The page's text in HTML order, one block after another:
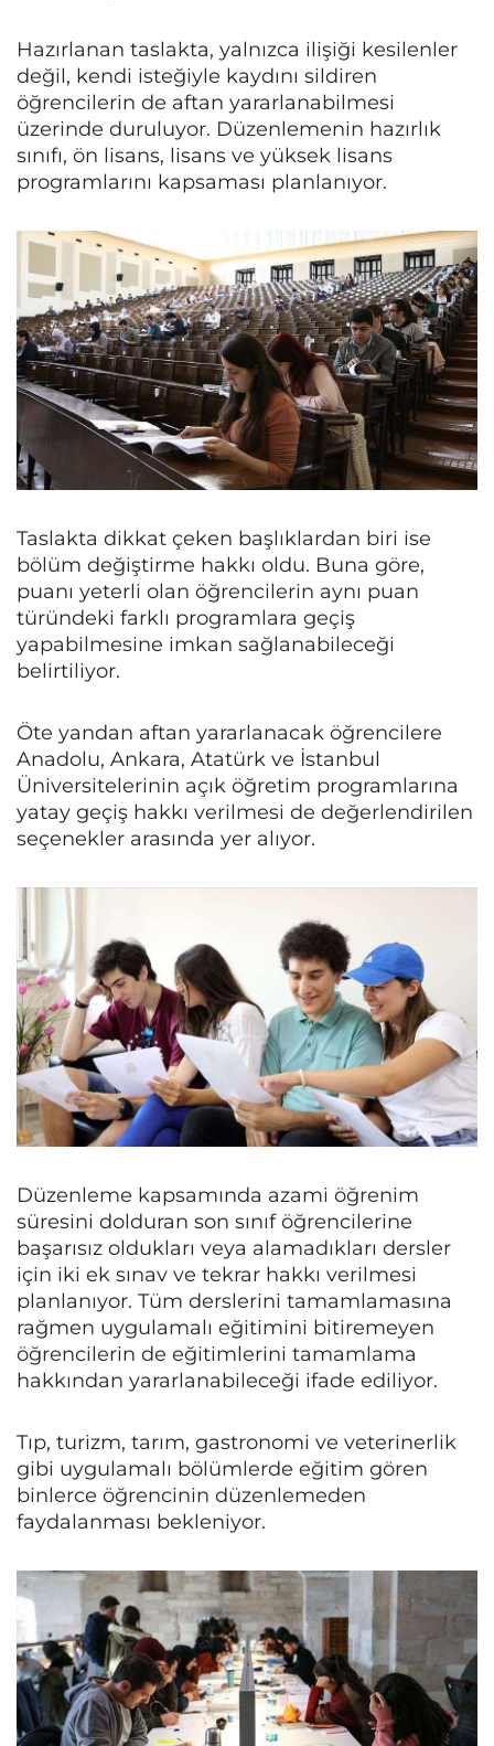
Hazırlanan taslakta, yalnızca ilişiği kesilenler
değil, kendi isteğiyle kaydını sildiren
öğrencilerin de aftan yararlanabilmesi
üzerinde duruluyor. Düzenlemenin hazırlık
sınıfı, ön lisans, lisans ve yüksek lisans
programlarını kapsaması planlanıyor.
Taslakta dikkat çeken başlıklardan biri ise
bölüm değiştirme hakkı oldu. Buna göre,
puanı yeterli olan öğrencilerin aynı puan
türündeki farklı programlara geçiş
yapabilmesine imkan sağlanabileceği
belirtiliyor.
Öte yandan aftan yararlanacak öğrencilere
Anadolu, Ankara, Atatürk ve İstanbul
Üniversitelerinin açık öğretim programlarına
yatay geçiş hakkı verilmesi de değerlendirilen
seçenekler arasında yer alıyor.
Düzenleme kapsamında azami öğrenim
süresini dolduran son sınıf öğrencilerine
başarısız oldukları veya alamadıkları dersler
için iki ek sınav ve tekrar hakkı verilmesi
planlanıyor. Tüm derslerini tamamlamasına
rağmen uygulamalı eğitimini bitiremeyen
öğrencilerin de eğitimlerini tamamlama
hakkından yararlanabileceği ifade ediliyor.
Tıp, turizm, tarım, gastronomi ve veterinerlik
gibi uygulamalı bölümlerde eğitim gören
binlerce öğrencinin düzenlemeden
faydalanması bekleniyor.